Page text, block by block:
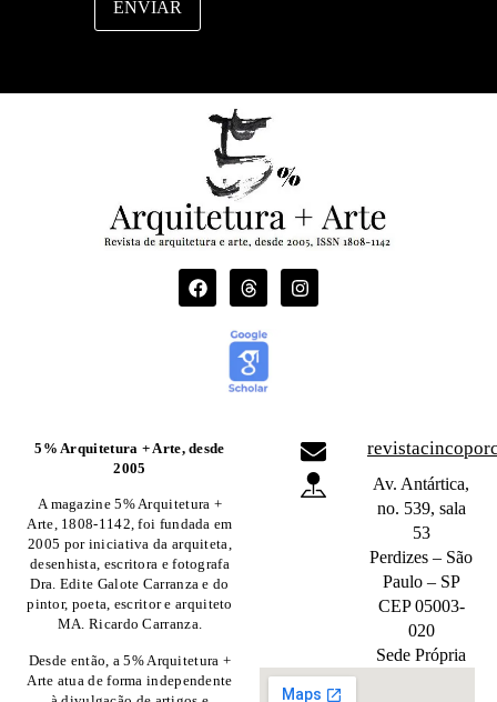
ENVIAR
5% Arquitetura + Arte, desde
2005
A magazine 5% Arquitetura +
Arte, 1808-1142, foi fundada em
2005 por iniciativa da arquiteta,
desenhista, escritora e fotografa
Dra. Edite Galote Carranza e do
pintor, poeta, escritor e arquiteto
MA. Ricardo Carranza.
Desde então, a 5% Arquitetura +
Arte atua de forma independente
Av. Antártica,
no. 539, sala
53
Perdizes – São
Paulo – SP
CEP 05003-
020
Sede Própria